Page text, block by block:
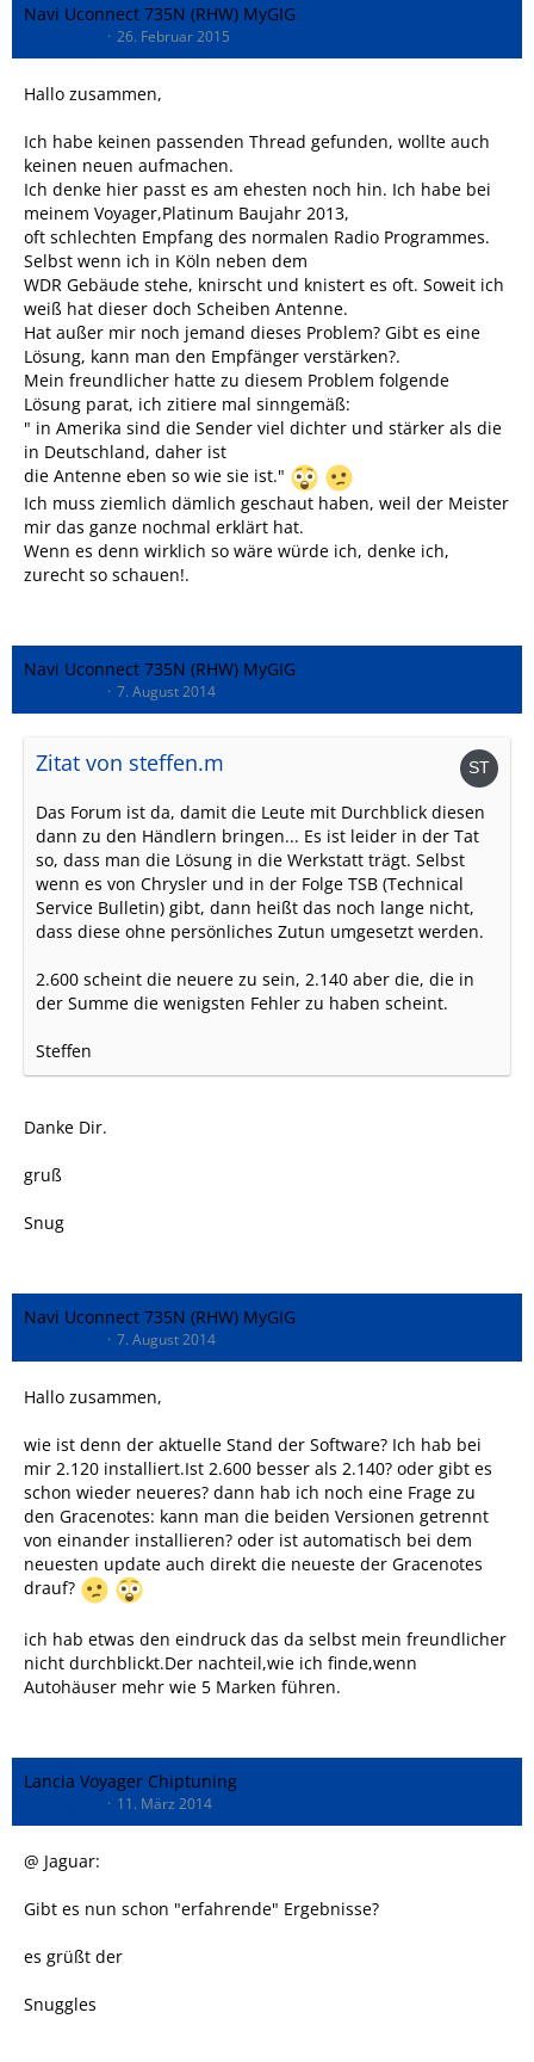
Navi Uconnect 735N (RHW) MyGIG
26. Februar 2015
Hallo zusammen,
Ich habe keinen passenden Thread gefunden, wollte auch
keinen neuen aufmachen.
Ich denke hier passt es am ehesten noch hin. Ich habe bei
meinem Voyager,Platinum Baujahr 2013,
oft schlechten Empfang des normalen Radio Programmes.
Selbst wenn ich in Köln neben dem
WDR Gebäude stehe, knirscht und knistert es oft. Soweit ich
weiß hat dieser doch Scheiben Antenne.
Hat außer mir noch jemand dieses Problem? Gibt es eine
Lösung, kann man den Empfänger verstärken?.
Mein freundlicher hatte zu diesem Problem folgende
Lösung parat, ich zitiere mal sinngemäß:
" in Amerika sind die Sender viel dichter und stärker als die
in Deutschland, daher ist
die Antenne eben so wie sie ist."
Ich muss ziemlich dämlich geschaut haben, weil der Meister
mir das ganze nochmal erklärt hat.
Wenn es denn wirklich so wäre würde ich, denke ich,
zurecht so schauen!.
Navi Uconnect 735N (RHW) MyGIG
7. August 2014
Zitat von steffen.m
Das Forum ist da, damit die Leute mit Durchblick diesen
dann zu den Händlern bringen... Es ist leider in der Tat
so, dass man die Lösung in die Werkstatt trägt. Selbst
wenn es von Chrysler und in der Folge TSB (Technical
Service Bulletin) gibt, dann heißt das noch lange nicht,
dass diese ohne persönliches Zutun umgesetzt werden.
2.600 scheint die neuere zu sein, 2.140 aber die, die in
der Summe die wenigsten Fehler zu haben scheint.
Steffen
Danke Dir.
gruß
Snug
Navi Uconnect 735N (RHW) MyGIG
7. August 2014
Hallo zusammen,
wie ist denn der aktuelle Stand der Software? Ich hab bei
mir 2.120 installiert.Ist 2.600 besser als 2.140? oder gibt es
schon wieder neueres? dann hab ich noch eine Frage zu
den Gracenotes: kann man die beiden Versionen getrennt
von einander installieren? oder ist automatisch bei dem
neuesten update auch direkt die neueste der Gracenotes
drauf?
ich hab etwas den eindruck das da selbst mein freundlicher
nicht durchblickt.Der nachteil,wie ich finde,wenn
Autohäuser mehr wie 5 Marken führen.
Lancia Voyager Chiptuning
11. März 2014
@ Jaguar:
Gibt es nun schon "erfahrende" Ergebnisse?
es grüßt der
Snuggles